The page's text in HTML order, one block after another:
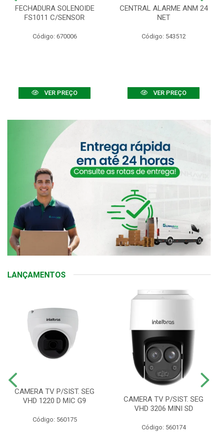
FECHADURA SOLENOIDE
FS1011 C/SENSOR
Código: 670006
VER PREÇO
CENTRAL ALARME ANM 24
NET
Código: 543512
VER PREÇO
LANÇAMENTOS
CAMERA TV P/SIST. SEG
VHD 1220 D MIC G9
Código: 560175
CAMERA TV P/SIST. SEG
VHD 3206 MINI SD
Código: 560174